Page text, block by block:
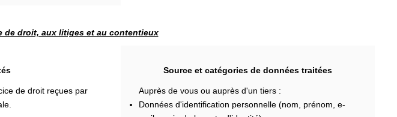
de droit, aux litiges et au contentieux
de droit reçues par
Source et catégories de données traitées
Auprès de vous ou auprès d'un tiers :
Données d'identification personnelle (nom, prénom, e-